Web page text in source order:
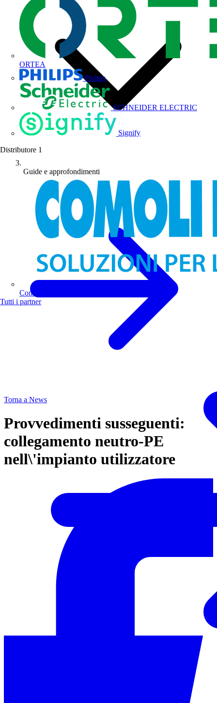
ORTEA
Philips
SCHNEIDER ELECTRIC
Signify
Distributore 1
Comoli Ferrari
Tutti i partner
Guide e approfondimenti
Torna a News
Provvedimenti susseguenti:
collegamento neutro-PE
nell\'impianto utilizzatore